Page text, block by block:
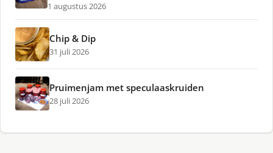
1 augustus 2026
Chip & Dip
31 juli 2026
Pruimenjam met speculaaskruiden
28 juli 2026